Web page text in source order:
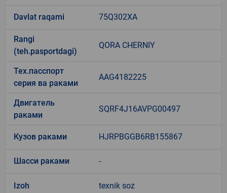
Davlat raqami 75Q302XA
Rangi
(teh.pasportdagi)
QORA CHERNIY
Тех.пасспорт
серия ва раками
AAG4182225
Двигатель
раками
SQRF4J16AVPG00497
Кузов раками HJRPBGGB6RB155867
Шасси раками -
Izoh texnik soz